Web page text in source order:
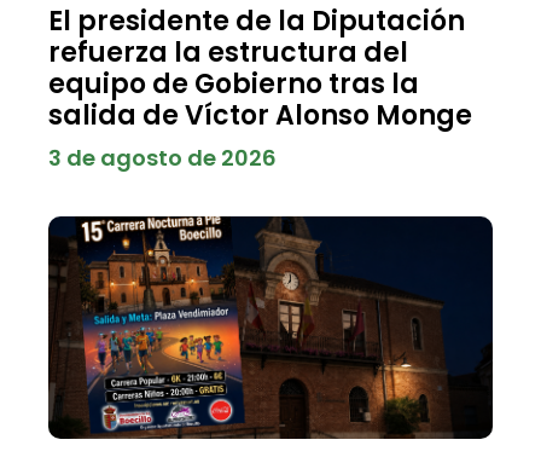
El presidente de la Diputación
refuerza la estructura del
equipo de Gobierno tras la
salida de Víctor Alonso Monge
3 de agosto de 2026